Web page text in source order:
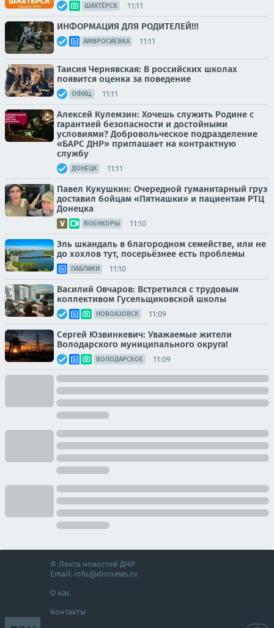
ШАХТЁРСК 11:11
ИНФОРМАЦИЯ ДЛЯ РОДИТЕЛЕЙ!!!
АМВРОСИЕВКА 11:11
Таисия Чернявская: В российских школах
появится оценка за поведение
ОФИЦ. 11:11
Алексей Кулемзин: Хочешь служить Родине с
гарантией безопасности и достойными
условиями? Добровольческое подразделение
«БАРС ДНР» приглашает на контрактную
службу
ДОНЕЦК 11:11
Павел Кукушкин: Очередной гуманитарный груз
доставил бойцам «Пятнашки» и пациентам РТЦ
Донецка
ВОЕНКОРЫ 11:10
Эль шкандаль в благородном семействе, или не
до хохлов тут, посерьёзнее есть проблемы
ПАБЛИКИ 11:10
Василий Овчаров: Встретился с трудовым
коллективом Гусельщиковской школы
НОВОАЗОВСК 11:09
Сергей Юзвинкевич: Уважаемые жители
Володарского муниципального округа!
ВОЛОДАРСКОЕ 11:09
© Лента новостей ДНР
Email: info@dnrnews.ru
О нас
Контакты